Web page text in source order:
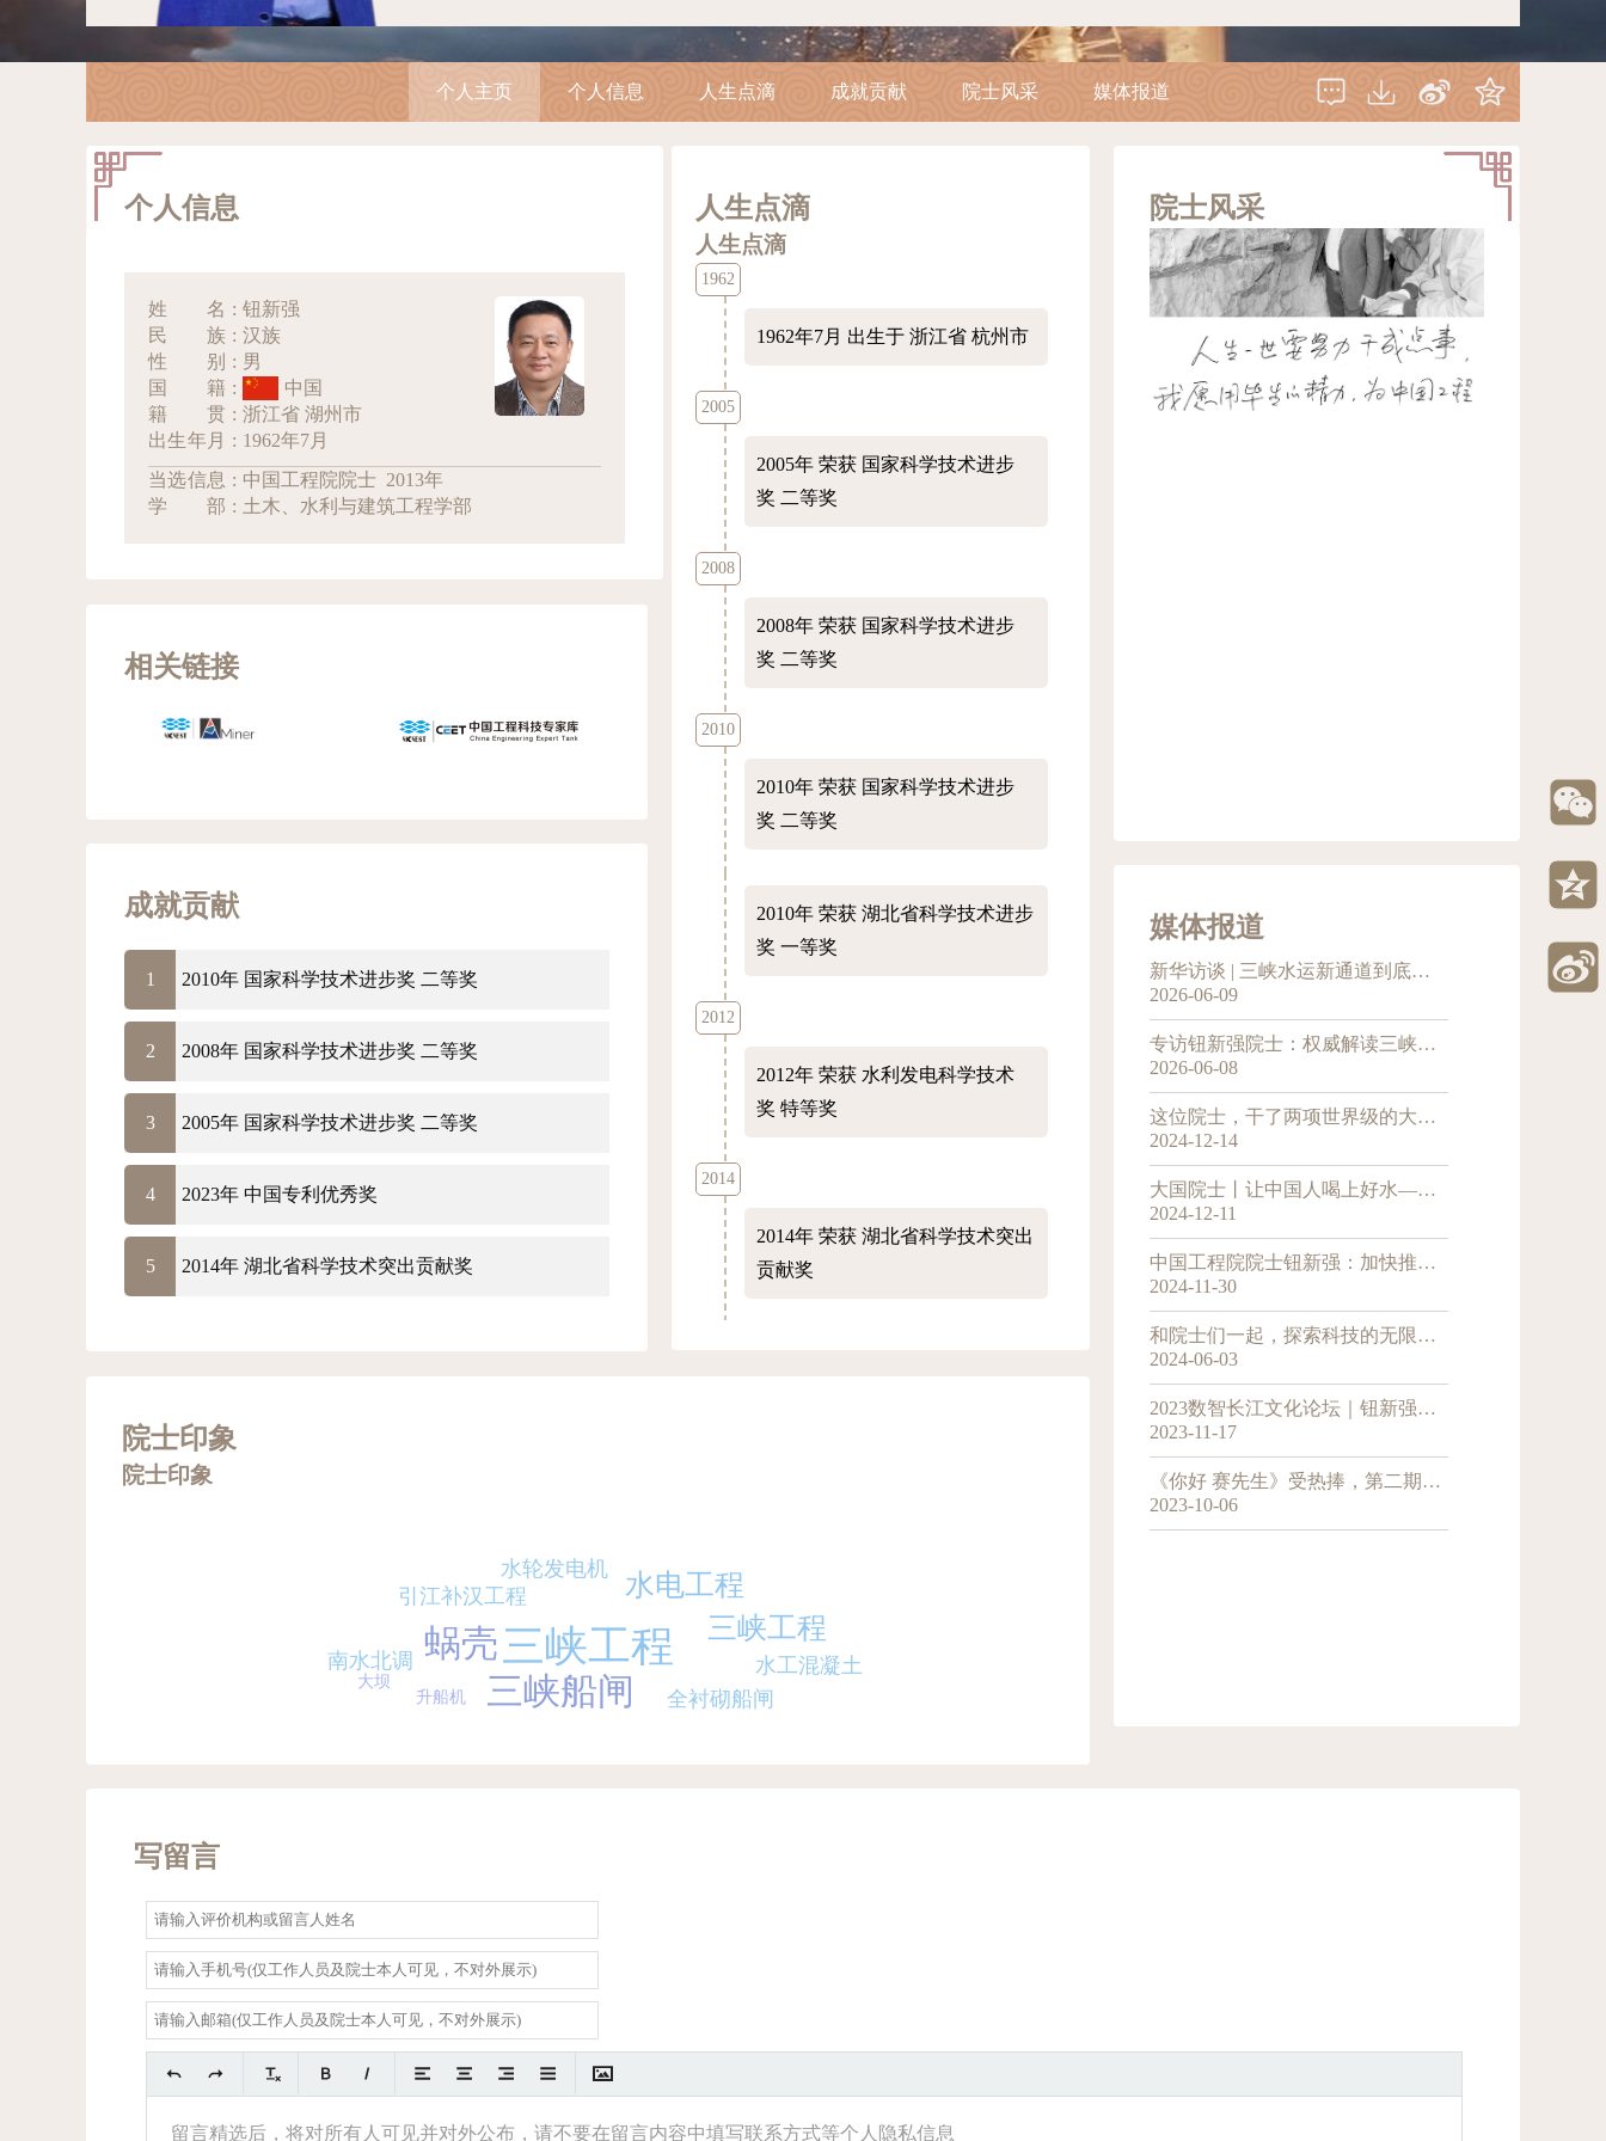
个人主页 个人信息 人生点滴 成就贡献 院士风采 媒体报道
个人信息
姓名 : 钮新强
民族 : 汉族
性别 : 男
国籍 :
中国
籍贯 : 浙江省 湖州市
出生年月 : 1962年7月
当选信息 : 中国工程院院士 2013年
学部 : 土木、水利与建筑工程学部
相关链接
成就贡献
1 2010年 国家科学技术进步奖 二等奖
2 2008年 国家科学技术进步奖 二等奖
3 2005年 国家科学技术进步奖 二等奖
4 2023年 中国专利优秀奖
5 2014年 湖北省科学技术突出贡献奖
人生点滴
人生点滴
1962
1962年7月 出生于 浙江省 杭州市
2005
2005年 荣获 国家科学技术进步
奖 二等奖
2008
2008年 荣获 国家科学技术进步
奖 二等奖
2010
2010年 荣获 国家科学技术进步
奖 二等奖
2010年 荣获 湖北省科学技术进步
奖 一等奖
2012
2012年 荣获 水利发电科学技术
奖 特等奖
2014
2014年 荣获 湖北省科学技术突出
贡献奖
2020
2020年
2023年荣获 中国专利优秀奖
院士印象
院士印象
三峡工程
蜗壳
三峡船闸
三峡工程
水电工程
引江补汉工程
全衬砌船闸
水工混凝土
南水北调
水轮发电机
大坝
升船机
院士风采
媒体报道
新华访谈 | 三峡水运新通道到底能带来什么？——专访中国工程院院士钮新强
2026-06-09
专访钮新强院士：权威解读三峡水运新通道工程
2026-06-08
这位院士，干了两项世界级的大工程
2024-12-14
大国院士丨让中国人喝上好水——专访中国工程院院士钮新强
2024-12-11
中国工程院院士钮新强：加快推进荆汉运河建设 打通长江黄金水道“最后一公里”
2024-11-30
和院士们一起，探索科技的无限可能，共同见证新质生产力的诞生与成长
2024-06-03
2023数智长江文化论坛｜钮新强：知水治水智水，数智技术赋能长江高质量发展
2023-11-17
《你好 赛先生》受热捧，第二期带观众认识“追光人”
2023-10-06
写留言